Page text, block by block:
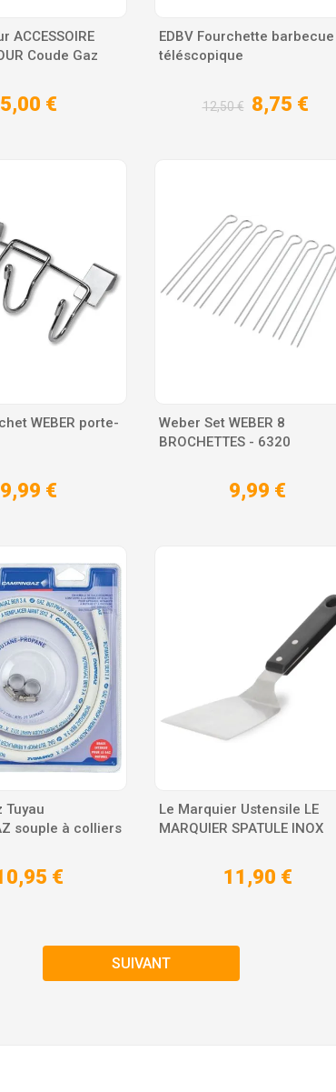
ACCESSOIRE
Coude Gaz
5,00 €
EDBV Fourchette barbecue
téléscopique
12,50 € 8,75 €
WEBER porte-
9,99 €
Weber Set WEBER 8
BROCHETTES - 6320
9,99 €
Tuyau
souple à colliers
€
Le Marquier Ustensile LE
MARQUIER SPATULE INOX
11,90 €
SUIVANT